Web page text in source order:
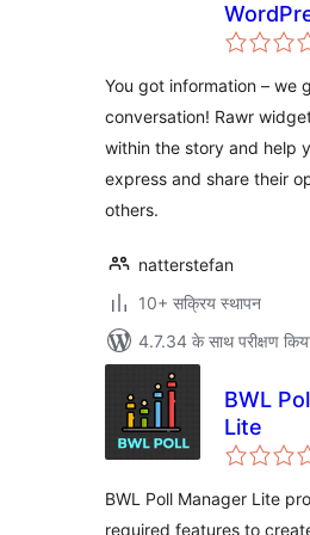
You got information – we
conversation! Rawr
within the story and help
express and share their
others.
natterstefan
10+ सक्रिय स्थापन
4.7.34 के साथ परीक्षण
BWL
Lite
BWL Poll Manager Lite
required features to